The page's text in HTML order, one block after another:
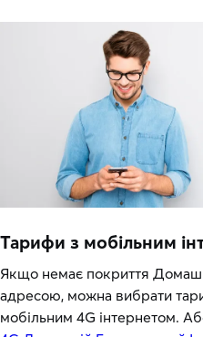
Тарифи з мобільним
Якщо немає покриття
адресою, можна вибрати
мобільним 4G інтернетом.